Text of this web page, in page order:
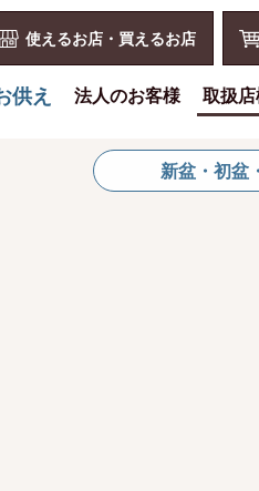
使えるお店・買えるお店
供え
に贈る
法人のお客様
花とみどりのギフト券とは
法人様メリット
取扱
新盆・初盆